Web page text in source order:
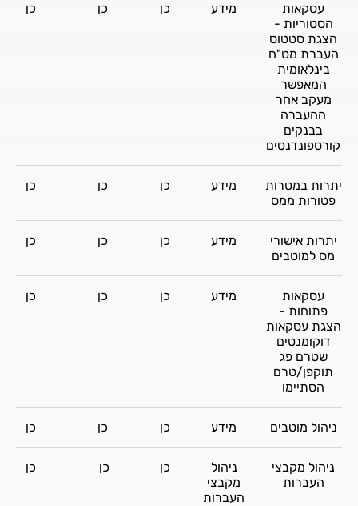
עסקאות
הסטוריות -
הצגת סטטוס
העברת מט"ח
בינלאומית
המאפשר
מעקב אחר
ההעברה
בבנקים
קורספונדנטים
מידע כן כן כן
יתרות במטרות
פטורות ממס
מידע כן כן כן
יתרות אישורי
מס למוטבים
מידע כן כן כן
עסקאות
פתוחות -
הצגת עסקאות
דוקומנטים
שטרם פג
תוקפן/טרם
הסתיימו
מידע כן כן כן
ניהול מוטבים מידע כן כן כן
ניהול מקבצי
העברות
ניהול
מקבצי
העברות
כן כן כן